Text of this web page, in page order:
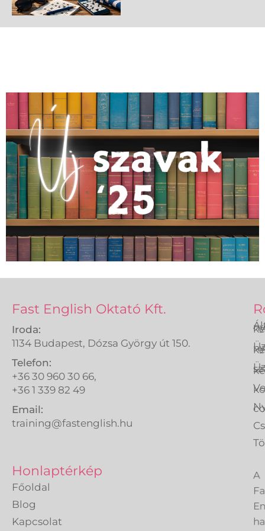
Fast English Oktató Kft.
Iroda:
1134 Budapest, Dózsa György út 150.
Telefon:
+36 30 960 30 66,
+36 1 339 82 49
Email:
training@fastenglish.hu
Honlaptérkép
Főoldal
Blog
Kapcsolat